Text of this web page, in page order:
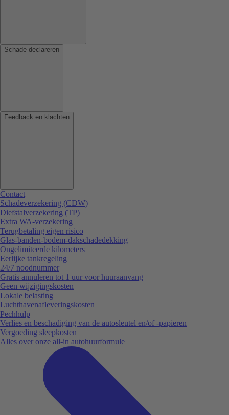
Schade declareren
Feedback en klachten
Contact
Schadeverzekering (CDW)
Diefstalverzekering (TP)
Extra WA-verzekering
Terugbetaling eigen risico
Glas-banden-bodem-dakschadedekking
Ongelimiteerde kilometers
Eerlijke tankregeling
24/7 noodnummer
Gratis annuleren tot 1 uur voor huuraanvang
Geen wijzigingskosten
Lokale belasting
Luchthavenafleveringskosten
Pechhulp
Verlies en beschadiging van de autosleutel en/of -papieren
Vergoeding sleepkosten
Alles over onze all-in autohuurformule